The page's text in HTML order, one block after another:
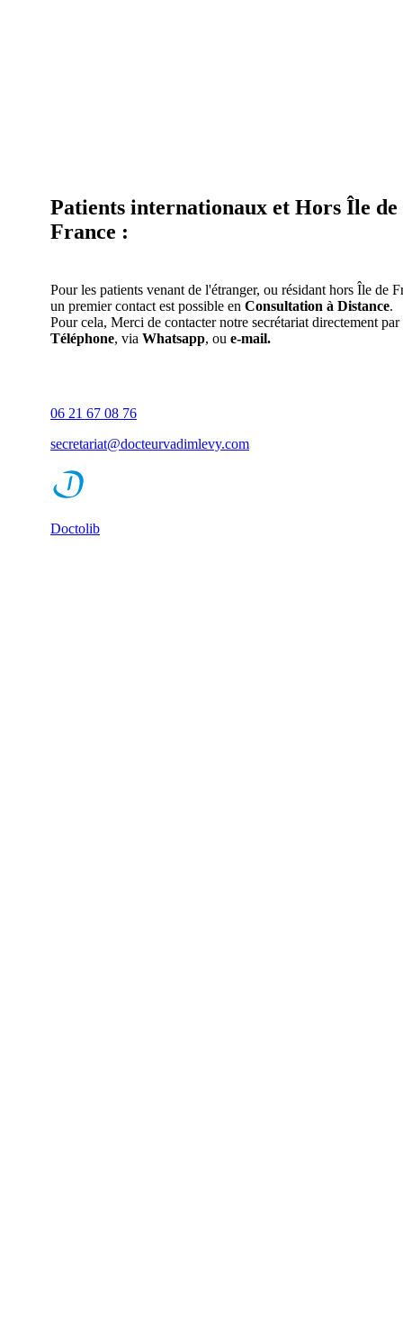
Patients internationaux et Hors Île de
France :
Pour les patients venant de l'étranger, ou résidant hors Île de
un premier contact est possible en Consultation à Distance.
Pour cela, Merci de contacter notre secrétariat directement par
Téléphone, via Whatsapp, ou e-mail.
06 21 67 08 76
secretariat@docteurvadimlevy.com
Doctolib